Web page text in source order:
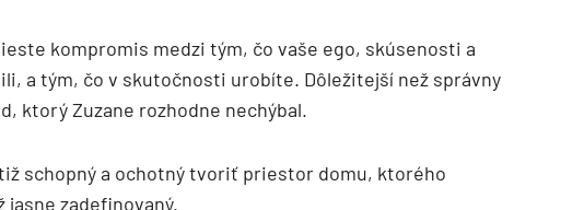
kompromis medzi tým, čo vaše ego, skúsenosti a
a tým, čo v skutočnosti urobíte. Dôležitejší než správny
ktorý Zuzane rozhodne nechýbal.
schopný a ochotný tvoriť priestor domu, ktorého
zadefinovaný.